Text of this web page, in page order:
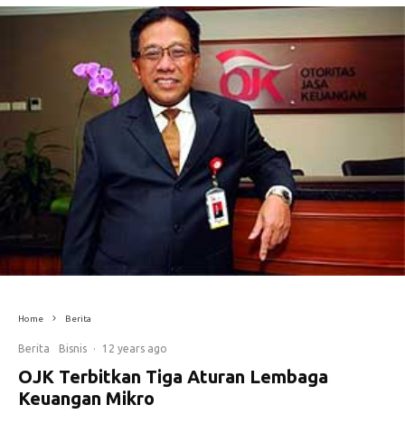
Home Berita
Berita Bisnis · 12 years ago
OJK Terbitkan Tiga Aturan Lembaga
Keuangan Mikro